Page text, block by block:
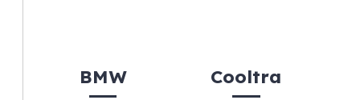
BMW Cooltra